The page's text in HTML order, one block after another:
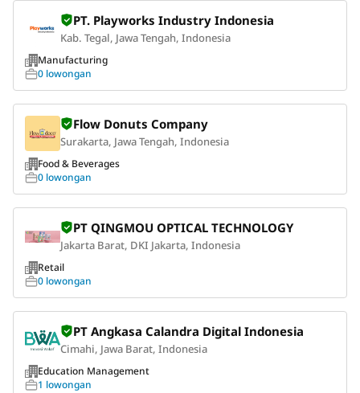
PT. Playworks Industry Indonesia
Kab. Tegal, Jawa Tengah, Indonesia
Manufacturing
0 lowongan
Flow Donuts Company
Surakarta, Jawa Tengah, Indonesia
Food & Beverages
0 lowongan
PT QINGMOU OPTICAL TECHNOLOGY
Jakarta Barat, DKI Jakarta, Indonesia
Retail
0 lowongan
PT Angkasa Calandra Digital Indonesia
Cimahi, Jawa Barat, Indonesia
Education Management
1 lowongan